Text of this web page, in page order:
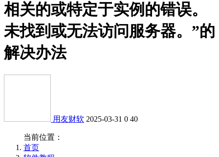
相关的或特定于实例的错误。
未找到或无法访问服务器。”的
解决办法
用友财软 2025-03-31 0 40
当前位置：
首页